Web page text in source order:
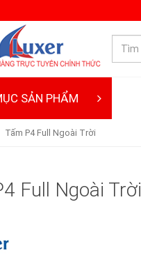
SẢN PHẨM
Tấm P4 Full Ngoài Trời
Full Ngoài Trời